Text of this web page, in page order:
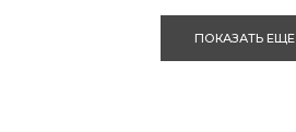
ПОКАЗАТЬ ЕЩЕ